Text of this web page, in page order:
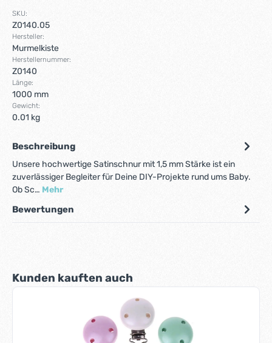
SKU:
Z0140.05
Hersteller:
Murmelkiste
Herstellernummer:
Z0140
Länge:
1000 mm
Gewicht:
0.01 kg
Beschreibung
Unsere hochwertige Satinschnur mit 1,5 mm Stärke ist ein
zuverlässiger Begleiter für Deine DIY-Projekte rund ums Baby.
Ob Sc… Mehr
Bewertungen
Produktgalerie überspringen
Kunden kauften auch